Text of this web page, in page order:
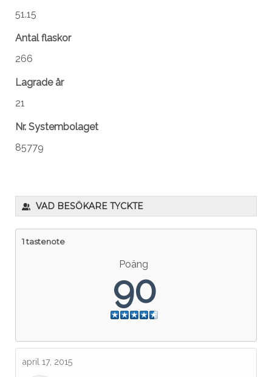
51.15
Antal flaskor
266
Lagrade år
21
Nr. Systembolaget
85779
VAD BESÖKARE TYCKTE
1 tastenote
Poäng
90
april 17, 2015